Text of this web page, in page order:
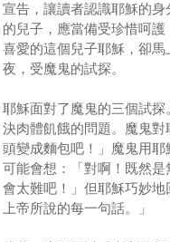
宣告，讓讀者認識耶穌的
的兒子，應當備受珍惜呵
喜愛的這個兒子耶穌，卻
夜，受魔鬼的試探。
耶穌面對了魔鬼的三個試
決肉體飢餓的問題。魔鬼
頭變成麵包吧！」魔鬼用
可能會想：「對啊！既然
會太難吧！」但耶穌巧妙
上帝所說的每一句話。」